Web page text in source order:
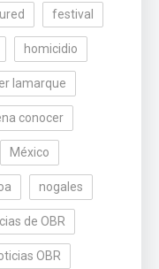
festival
homicidio
lamarque
conocer
México
nogales
de OBR
OBR